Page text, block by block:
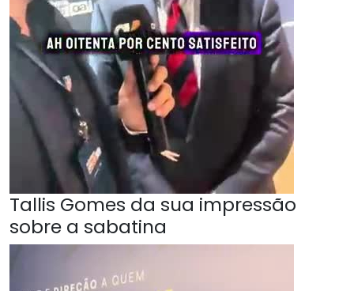
Tallis Gomes da sua impressão
sobre a sabatina